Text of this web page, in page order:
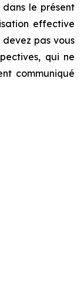
le présent
effective
devez pas vous
qui ne
communiqué